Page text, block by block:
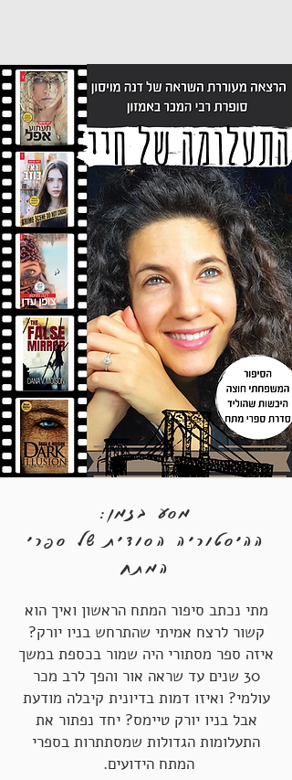
מסע בזמן:
ההיסטוריה הסודית של ספרי
המתח
מתי נכתב סיפור המתח הראשון ואיך הוא
קשור לרצח אמיתי שהתרחש בניו יורק?
איזה ספר מסתורי היה שמור בכספת במשך
30 שנים עד שראה אור והפך לרב מכר
עולמי? ואיזו דמות בדיונית קיבלה מודעת
אבל בניו יורק טיימס? יחד נפתור את
התעלומות הגדולות שמסתתרות בספרי
המתח הידועים.